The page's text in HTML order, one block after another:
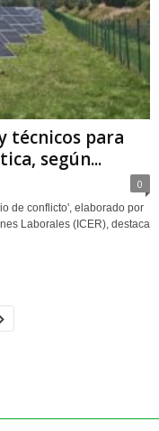
técnicos para
según...
0
de conflicto', elaborado por
Laborales (ICER), destaca